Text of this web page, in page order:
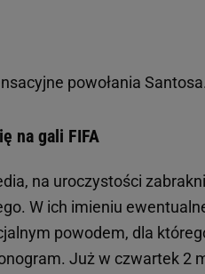
powołania
na gali FIFA
na uroczystości
W ich imieniu
powodem, dla
Już w czwartek 2